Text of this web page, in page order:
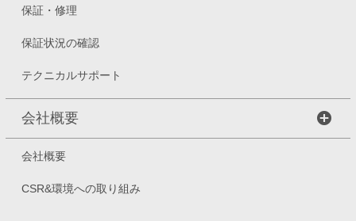
保証・修理
保証状況の確認
テクニカルサポート
会社概要
会社概要
CSR&環境への取り組み